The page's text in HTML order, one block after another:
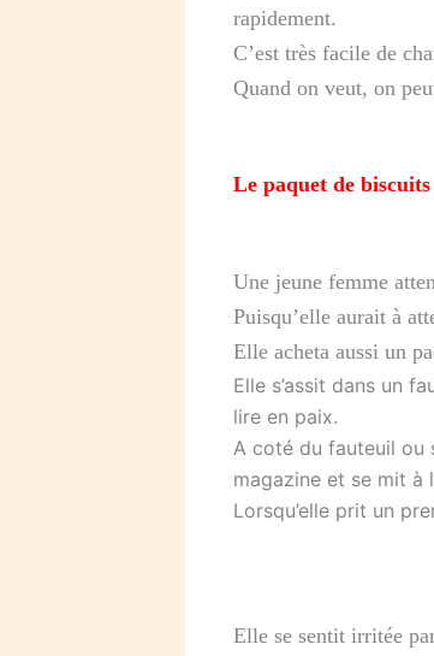
rapidement.
C’est très facile de
Quand on veut, on
Le paquet de biscuits
Une jeune femme
Puisqu’elle aurait à
Elle acheta aussi un
Elle s’assit dans un
lire en paix.
A coté du fauteuil ou
magazine et se mit à
Lorsqu’elle prit un
Elle se sentit irritée